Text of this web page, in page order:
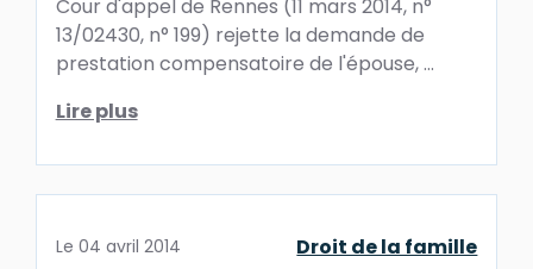
Cour d'appel de Rennes (11 mars 2014, n°
13/02430, n° 199) rejette la demande de
prestation compensatoire de l'épouse, ...
Lire plus
Le 04 avril 2014
Droit de la famille